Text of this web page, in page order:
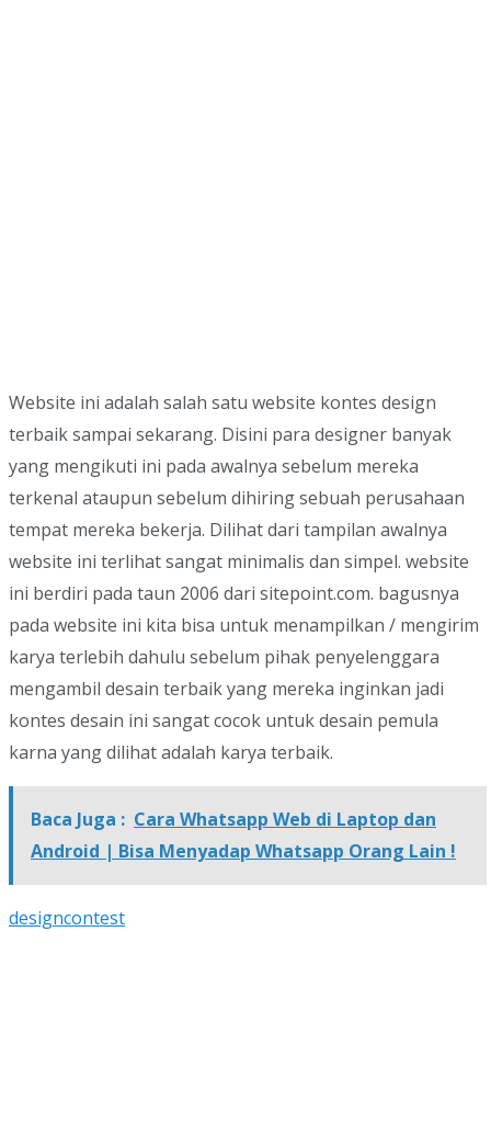
Website ini adalah salah satu website kontes design
terbaik sampai sekarang. Disini para designer banyak
yang mengikuti ini pada awalnya sebelum mereka
terkenal ataupun sebelum dihiring sebuah perusahaan
tempat mereka bekerja. Dilihat dari tampilan awalnya
website ini terlihat sangat minimalis dan simpel. website
ini berdiri pada taun 2006 dari sitepoint.com. bagusnya
pada website ini kita bisa untuk menampilkan / mengirim
karya terlebih dahulu sebelum pihak penyelenggara
mengambil desain terbaik yang mereka inginkan jadi
kontes desain ini sangat cocok untuk desain pemula
karna yang dilihat adalah karya terbaik.
Baca Juga : Cara Whatsapp Web di Laptop dan
Android | Bisa Menyadap Whatsapp Orang Lain !
designcontest